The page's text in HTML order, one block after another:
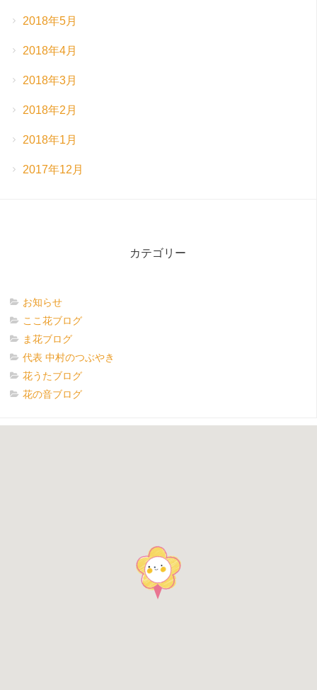
2018年5月
2018年4月
2018年3月
2018年2月
2018年1月
2017年12月
カテゴリー
お知らせ
ここ花ブログ
ま花ブログ
代表 中村のつぶやき
花うたブログ
花の音ブログ